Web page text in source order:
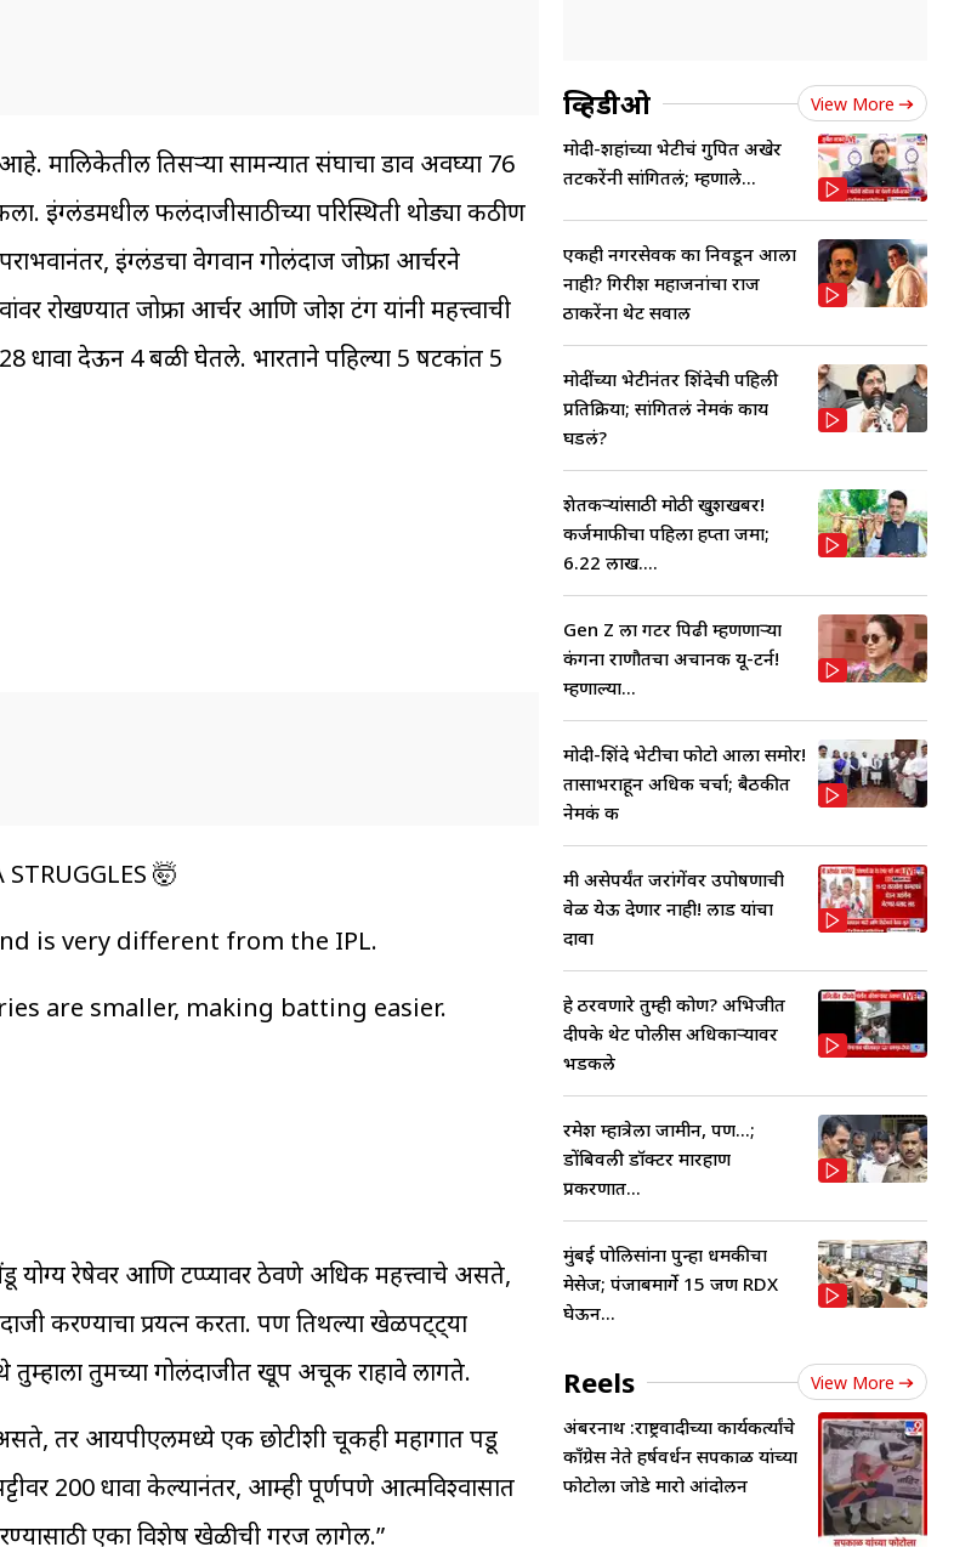
मालिकेतील तिसऱ्या सामन्यात संघाचा डाव अवघ्या 76
इंग्लंडमधील फलंदाजीसाठीच्या परिस्थिती थोड्या कठीण
इंग्लंडचा वेगवान गोलंदाज जोफ्रा आर्चरने
रोखण्यात जोफ्रा आर्चर आणि जोश टंग यांनी महत्त्वाची
धावा देऊन 4 बळी घेतले. भारताने पहिल्या 5 षटकांत 5
🤯
is very different from the IPL.
are smaller, making batting easier.
योग्य रेषेवर आणि टप्प्यावर ठेवणे अधिक महत्त्वाचे असते,
करण्याचा प्रयत्न करता. पण तिथल्या खेळपट्ट्या
तुमच्या गोलंदाजीत खूप अचूक राहावे लागते.
असते, तर आयपीएलमध्ये एक छोटीशी चूकही महागात पडू
200 धावा केल्यानंतर, आम्ही पूर्णपणे आत्मविश्वासात
एका विशेष खेळीची गरज लागेल.”
व्हिडीओ View More
मोदी-शहांच्या भेटीचं गुपित अखेर
तटकरेंनी सांगितलं; म्हणाले...
एकही नगरसेवक का निवडून आला
नाही? गिरीश महाजनांचा राज
ठाकरेंना थेट सवाल
मोदींच्या भेटीनंतर शिंदेची पहिली
प्रतिक्रिया; सांगितलं नेमकं काय
घडलं?
शेतकऱ्यांसाठी मोठी खुशखबर!
कर्जमाफीचा पहिला हप्ता जमा;
6.22 लाख....
Gen Z ला गटर पिढी म्हणणाऱ्या
कंगना राणौतचा अचानक यू-टर्न!
म्हणाल्या...
मोदी-शिंदे भेटीचा फोटो आला समोर!
तासाभराहून अधिक चर्चा; बैठकीत
नेमकं क
मी असेपर्यंत जरांगेंवर उपोषणाची
वेळ येऊ देणार नाही! लाड यांचा
दावा
हे ठरवणारे तुम्ही कोण? अभिजीत
दीपके थेट पोलीस अधिकाऱ्यावर
भडकले
रमेश म्हात्रेला जामीन, पण...;
डोंबिवली डॉक्टर मारहाण
प्रकरणात...
मुंबई पोलिसांना पुन्हा धमकीचा
मेसेज; पंजाबमार्गे 15 जण RDX
घेऊन...
Reels View More
अंबरनाथ :राष्ट्रवादीच्या कार्यकर्त्यांचे
काँग्रेस नेते हर्षवर्धन सपकाळ यांच्या
फोटोला जोडे मारो आंदोलन